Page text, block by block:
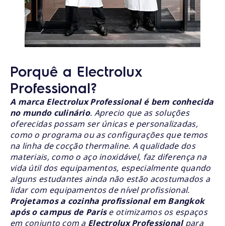
Porquê a Electrolux
Professional?
A marca Electrolux Professional é bem conhecida
no mundo culinário. Aprecio que as soluções
oferecidas possam ser únicas e personalizadas,
como o programa ou as configurações que temos
na linha de cocção thermaline. A qualidade dos
materiais, como o aço inoxidável, faz diferença na
vida útil dos equipamentos, especialmente quando
alguns estudantes ainda não estão acostumados a
lidar com equipamentos de nível profissional.
Projetamos a cozinha profissional em Bangkok
após o campus de Parise otimizamos os espaços
em conjunto com a Electrolux Professionalpara